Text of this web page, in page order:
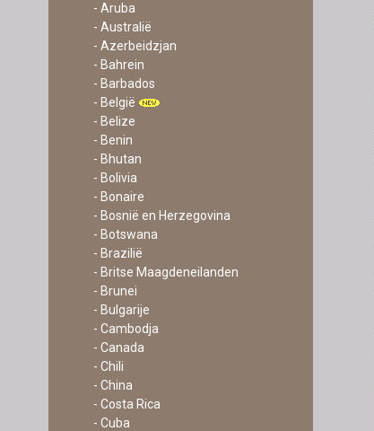
- Aruba
- Australië
- Azerbeidzjan
- Bahrein
- Barbados
- België
- Belize
- Benin
- Bhutan
- Bolivia
- Bonaire
- Bosnië en Herzegovina
- Botswana
- Brazilië
- Britse Maagdeneilanden
- Brunei
- Bulgarije
- Cambodja
- Canada
- Chili
- China
- Costa Rica
- Cuba